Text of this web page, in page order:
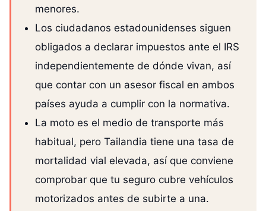
menores.
Los ciudadanos estadounidenses siguen
obligados a declarar impuestos ante el IRS
independientemente de dónde vivan, así
que contar con un asesor fiscal en ambos
países ayuda a cumplir con la normativa.
La moto es el medio de transporte más
habitual, pero Tailandia tiene una tasa de
mortalidad vial elevada, así que conviene
comprobar que tu seguro cubre vehículos
motorizados antes de subirte a una.